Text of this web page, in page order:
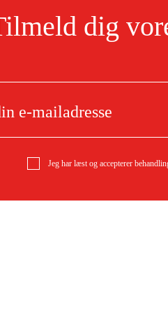
dig
Jeg har læst og accepterer